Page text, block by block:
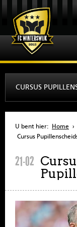
OVER FCW
INFORMATIE
SENIOREN
CURSUS
U bent hier: Home ›
Cursus
21-02